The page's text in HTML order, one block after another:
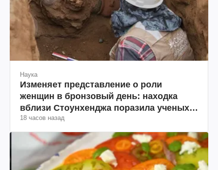
Наука
Изменяет представление о роли
женщин в бронзовый день: находка
вблизи Стоунхенджа поразила ученых
(фото)
18 часов назад